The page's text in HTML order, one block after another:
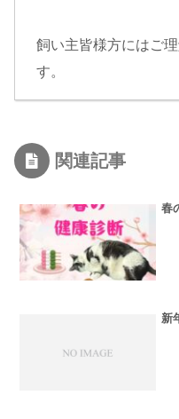
飼い主皆様方にはご
す。
関連記事
春
新